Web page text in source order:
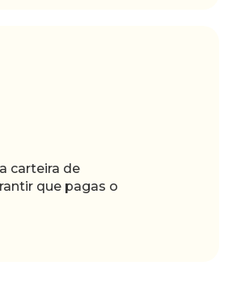
carteira de
que pagas o